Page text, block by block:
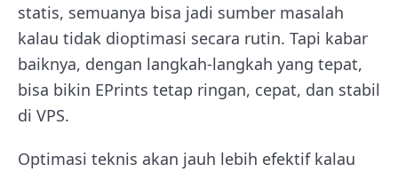
statis, semuanya bisa jadi sumber masalah
kalau tidak dioptimasi secara rutin. Tapi kabar
baiknya, dengan langkah-langkah yang tepat,
bisa bikin EPrints tetap ringan, cepat, dan stabil
di VPS.
Optimasi teknis akan jauh lebih efektif kalau